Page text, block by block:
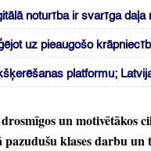
noturība ir svarīga
uz pieaugošo
platformu;
un motivētākos
klases darbu